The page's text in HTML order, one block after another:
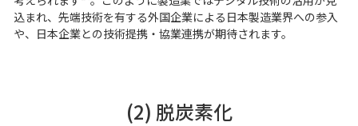
込まれ、先端技術を有する外国企業による日本製造業界への参入
や、日本企業との技術提携・協業連携が期待されます。
(2) 脱炭素化